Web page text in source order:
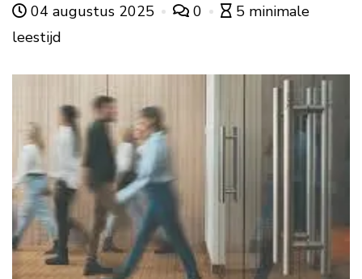
04 augustus 2025 0
5 minimale
leestijd